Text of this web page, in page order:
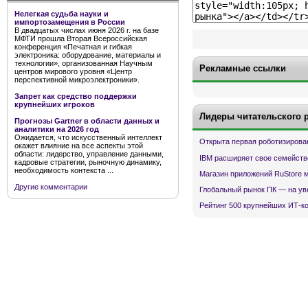
Нелегкая судьба науки и
импортозамещения в России
В двадцатых числах июня 2026 г. на базе
МФТИ прошла Вторая Всероссийская
конференция «Печатная и гибкая
электроника: оборудование, материалы и
технологии», организованная Научным
центров мирового уровня «Центр
перспективной микроэлектроники».
Запрет как средство поддержки
крупнейших игроков
Прогнозы Gartner в области данных и
аналитики на 2026 год
Ожидается, что искусственный интеллект
окажет влияние на все аспекты этой
области: лидерство, управление данными,
кадровые стратегии, рыночную динамику,
необходимость контекста ...
Другие комментарии
Рекламные ссылки
Лидеры читательского
Открыта первая
IBM расширяет свое
Магазин приложений RuStore
Глобальный рынок ПК — на
Рейтинг 500 крупнейших ИТ-